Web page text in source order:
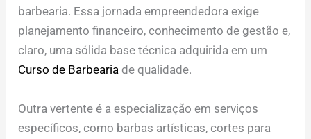
barbearia. Essa jornada empreendedora exige
planejamento financeiro, conhecimento de gestão e,
claro, uma sólida base técnica adquirida em um
Curso de Barbearia de qualidade.
Outra vertente é a especialização em serviços
específicos, como barbas artísticas, cortes para